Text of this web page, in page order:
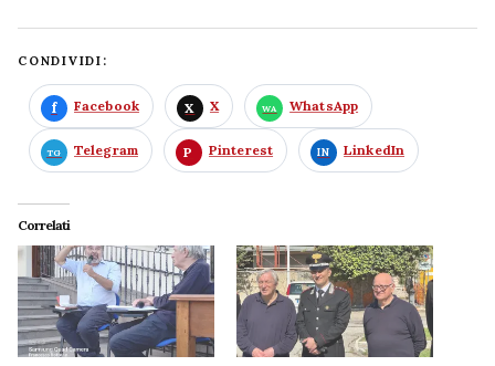
CONDIVIDI:
Facebook X WhatsApp
Telegram Pinterest LinkedIn
Correlati